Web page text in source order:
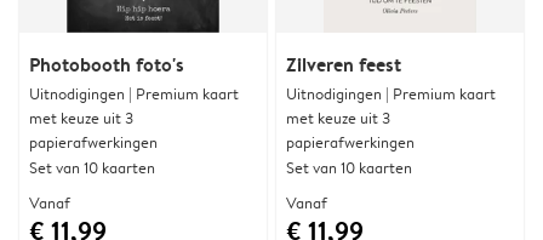
Photobooth foto's
Uitnodigingen | Premium kaart
met keuze uit 3
papierafwerkingen
Set van 10 kaarten
Vanaf
€ 11,99
Zilveren feest
Uitnodigingen | Premium kaart
met keuze uit 3
papierafwerkingen
Set van 10 kaarten
Vanaf
€ 11,99